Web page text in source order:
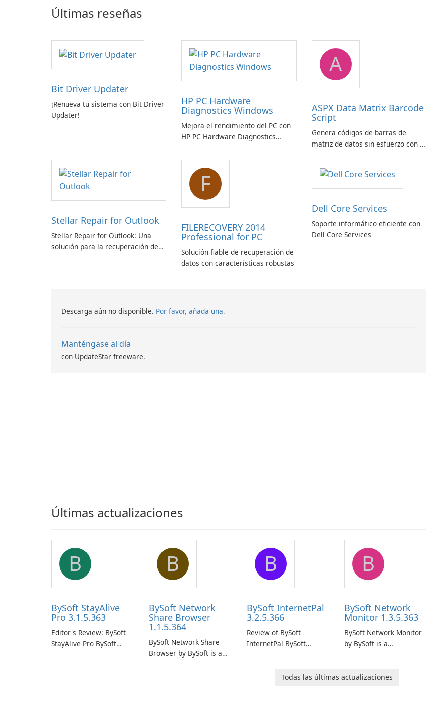
Últimas reseñas
Bit Driver Updater
¡Renueva tu sistema con Bit Driver
Updater!
HP PC Hardware
Diagnostics Windows
Mejora el rendimiento del PC con
HP PC Hardware Diagnostics
A
ASPX Data Matrix Barcode
Script
Genera códigos de barras de
matriz de datos sin esfuerzo con el
matriz de datos ASPX
Stellar Repair for Outlook
Stellar Repair for Outlook: Una
solución para la recuperación de
F
FILERECOVERY 2014
Professional for PC
Solución fiable de recuperación de
datos con características robustas
Dell Core Services
Soporte informático eficiente con
Dell Core Services
Descarga aún no disponible. Por favor, añada una.
Manténgase al día
con UpdateStar freeware.
Últimas actualizaciones
B
BySoft StayAlive
Pro 3.1.5.363
Editor's Review: BySoft
StayAlive Pro BySoft
B
BySoft Network
Share Browser
1.1.5.364
BySoft Network Share
Browser by BySoft is a
B
BySoft InternetPal
3.2.5.366
Review of BySoft
InternetPal BySoft
application designed to
B
BySoft Network
Monitor 1.3.5.363
BySoft Network Monitor
by BySoft is a
designed to help
Todas las últimas actualizaciones